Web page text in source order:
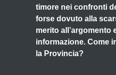
timore nei confronti
forse dovuto alla
merito all’argomento
informazione. Come
la Provincia?